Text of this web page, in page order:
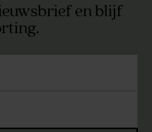
en blijf